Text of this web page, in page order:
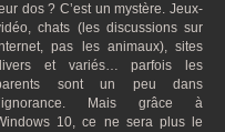
dos ? C’est un mystère. Jeux-
chats (les discussions sur
pas les animaux), sites
et variés… parfois les
sont un peu dans
Mais grâce à
10, ce ne sera plus le